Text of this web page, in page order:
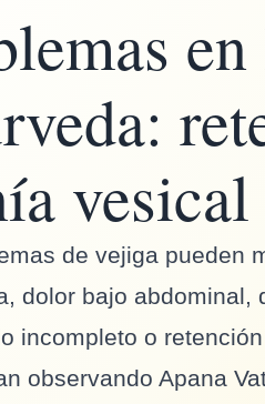
vesical
de vejiga pueden
dolor bajo abdominal,
incompleto o
observando Apana